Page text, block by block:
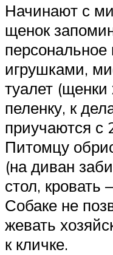
Начинают с
щенок
игрушками,
туалет
пеленку, к
приучаются с
Питомцу
(на диван
стол,
Собаке не
жевать
к кличке.